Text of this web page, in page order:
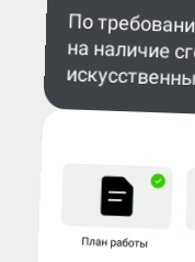
По
на наличие